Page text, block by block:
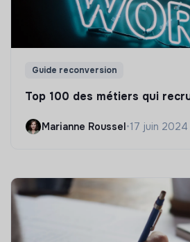
Guide reconversion
Top 100 des métiers qui
Marianne Roussel•17 juin 2024